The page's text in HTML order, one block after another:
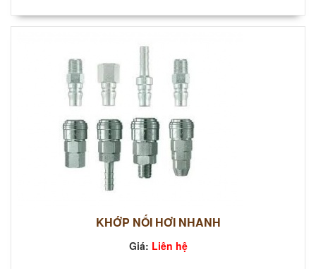
KHỚP NỐI HƠI NHANH
Giá: Liên hệ